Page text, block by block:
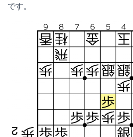
です。